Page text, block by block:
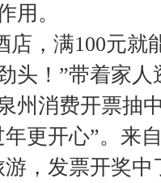
用。
店，满100元就
头！”带着家
州消费开票抽
更开心”。来
，发票开奖中